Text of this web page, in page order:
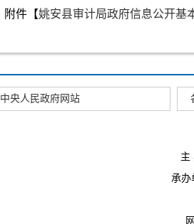
附件【姚安县审计局政府信息公开基
中央人民政府网站
主
承办